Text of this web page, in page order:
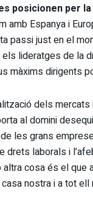
posicionen per
amb Espanya i
passi just en el
els lideratges de la
màxims dirigents
dels
al domini
les grans
drets laborals i
altra cosa és el que
nostra i a tot ell